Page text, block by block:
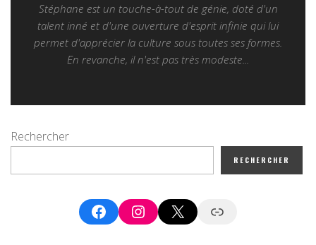
Stéphane est un touche-à-tout de génie, doté d'un
talent inné et d'une ouverture d'esprit infinie qui lui
permet d'apprécier la culture sous toutes ses formes.
En revanche, il n'est pas très modeste...
Rechercher
RECHERCHER
FacebookInstagram
X Google News